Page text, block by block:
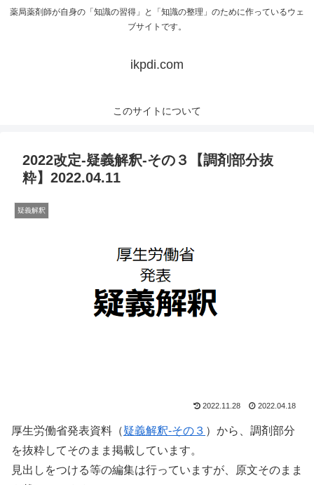
薬局薬剤師が自身の「知識の習得」と「知識の整理」のために作っているウェ
ブサイトです。
ikpdi.com
このサイトについて
2022改定-疑義解釈-その３【調剤部分抜
粋】2022.04.11
疑義解釈
2022.11.28 2022.04.18
厚生労働省発表資料（疑義解釈-その３ ）から、調剤部分
を抜粋してそのまま掲載しています。
見出しをつける等の編集は行っていますが、原文そのまま